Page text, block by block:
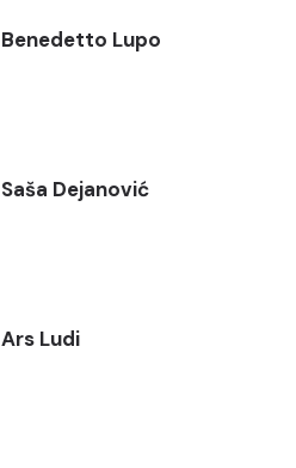
Benedetto Lupo
Saša Dejanović
Ars Ludi